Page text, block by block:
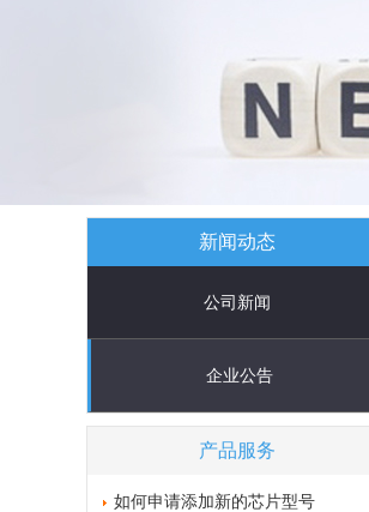
新闻动态
公司新闻
企业公告
产品服务
如何申请添加新的芯片型号